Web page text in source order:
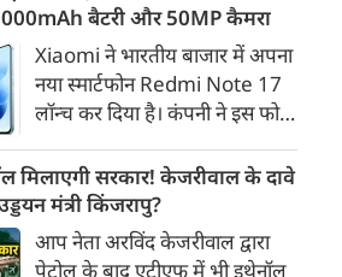
कीमत 99,999 रुपए (एक्स-शोरूम,
बेंगलुरु) रखी गई है। फिलहाल इसकी
बुकिंग बेंगलुरु के ग्राहकों के लिए
कंपनी की आधिकारिक वेबसाइट के
जरिए शुरू की गई है। आने वाले समय
में इसे दूसरे शहरों में भी उपलब्ध
कराया जाएगा।
बैटरी और 50MP कैमरा
Xiaomi ने भारतीय बाजार में अपना
नया स्मार्टफोन Redmi Note 17
लॉन्च कर दिया है। कंपनी ने इस फोन
डिस्प्ले, 8,000mAh की बड़ी बैटरी
और Qualcomm Snapdragon
चिपसेट के साथ पेश किया है। फोन में
50MP का मेन कैमरा दिया गया है।
मिलाएगी सरकार! केजरीवाल के दावे
मंत्री किंजरापु?
आप नेता अरविंद केजरीवाल द्वारा
पेट्रोल के बाद एटीएफ में भी इथेनॉल